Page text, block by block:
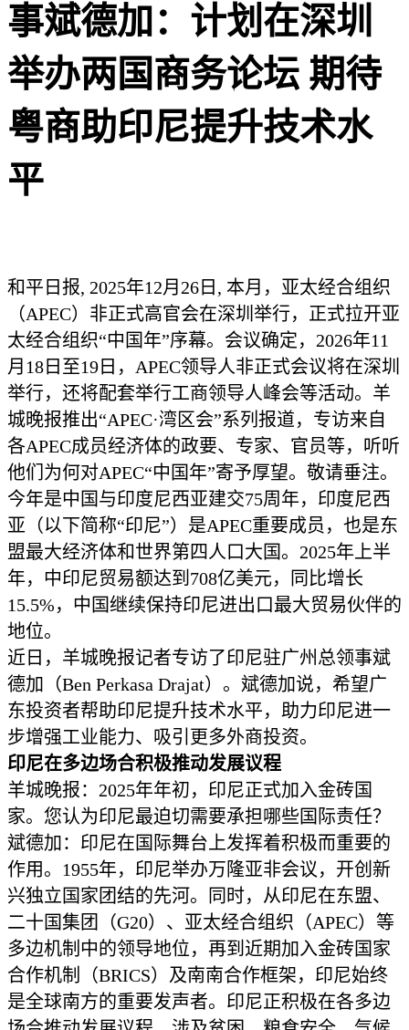
事斌德加：计划在深圳
举办两国商务论坛 期待
粤商助印尼提升技术水
平
和平日报, 2025年12月26日, 本月，亚太经合组织
（APEC）非正式高官会在深圳举行，正式拉开亚
太经合组织“中国年”序幕。会议确定，2026年11
月18日至19日，APEC领导人非正式会议将在深圳
举行，还将配套举行工商领导人峰会等活动。羊
城晚报推出“APEC·湾区会”系列报道，专访来自
各APEC成员经济体的政要、专家、官员等，听听
他们为何对APEC“中国年”寄予厚望。敬请垂注。
今年是中国与印度尼西亚建交75周年，印度尼西
亚（以下简称“印尼”）是APEC重要成员，也是东
盟最大经济体和世界第四人口大国。2025年上半
年，中印尼贸易额达到708亿美元，同比增长
15.5%，中国继续保持印尼进出口最大贸易伙伴的
地位。
近日，羊城晚报记者专访了印尼驻广州总领事斌
德加（Ben Perkasa Drajat）。斌德加说，希望广
东投资者帮助印尼提升技术水平，助力印尼进一
步增强工业能力、吸引更多外商投资。
印尼在多边场合积极推动发展议程
羊城晚报：2025年年初，印尼正式加入金砖国
家。您认为印尼最迫切需要承担哪些国际责任？
斌德加：印尼在国际舞台上发挥着积极而重要的
作用。1955年，印尼举办万隆亚非会议，开创新
兴独立国家团结的先河。同时，从印尼在东盟、
二十国集团（G20）、亚太经合组织（APEC）等
多边机制中的领导地位，再到近期加入金砖国家
合作机制（BRICS）及南南合作框架，印尼始终
是全球南方的重要发声者。印尼正积极在各多边